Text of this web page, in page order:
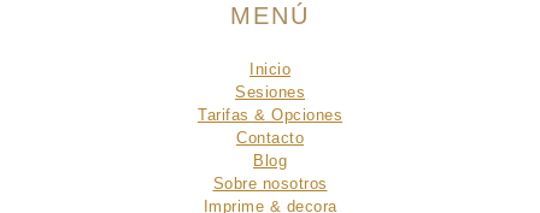
MENÚ
Inicio
Sesiones
Tarifas & Opciones
Contacto
Blog
Sobre nosotros
Imprime & decora